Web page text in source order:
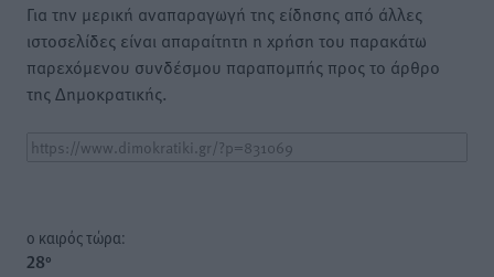
Για την μερική αναπαραγωγή της είδησης από άλλες
ιστοσελίδες είναι απαραίτητη η χρήση του παρακάτω
παρεχόμενου συνδέσμου παραπομπής προς το άρθρο
της Δημοκρατικής.
o καιρός τώρα:
28°